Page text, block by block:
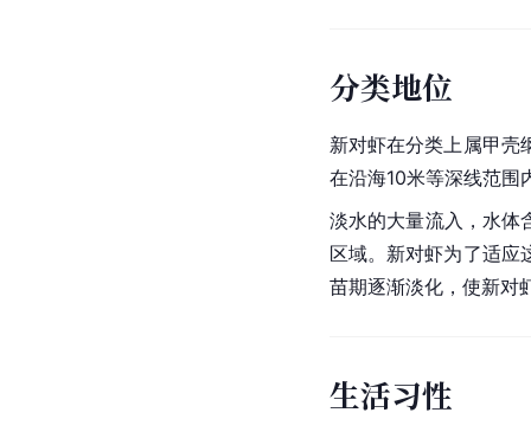
分类地位
新对虾在分类上属甲壳
在沿海10米等深线范围
淡水的大量流入，水
区域。新对虾为了适应
苗期逐渐淡化，使新对
生活习性